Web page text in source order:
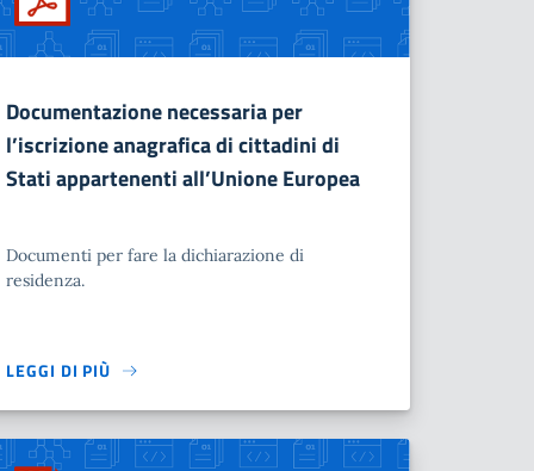
Documentazione necessaria per
l’iscrizione anagrafica di cittadini di
Stati appartenenti all’Unione Europea
Documenti per fare la dichiarazione di
residenza.
LEGGI DI PIÙ